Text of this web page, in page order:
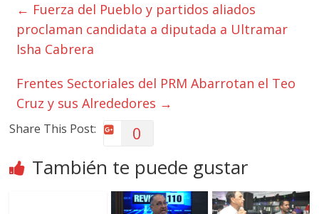
← Fuerza del Pueblo y partidos aliados
proclaman candidata a diputada a Ultramar
Isha Cabrera
Frentes Sectoriales del PRM Abarrotan el Teo
Cruz y sus Alrededores →
Share This Post: 0
También te puede gustar